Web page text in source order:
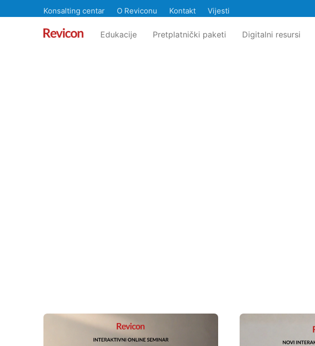
Konsalting centar O Reviconu Kontakt Vijesti
Edukacije Pretplatnički paketi Digitalni resursi